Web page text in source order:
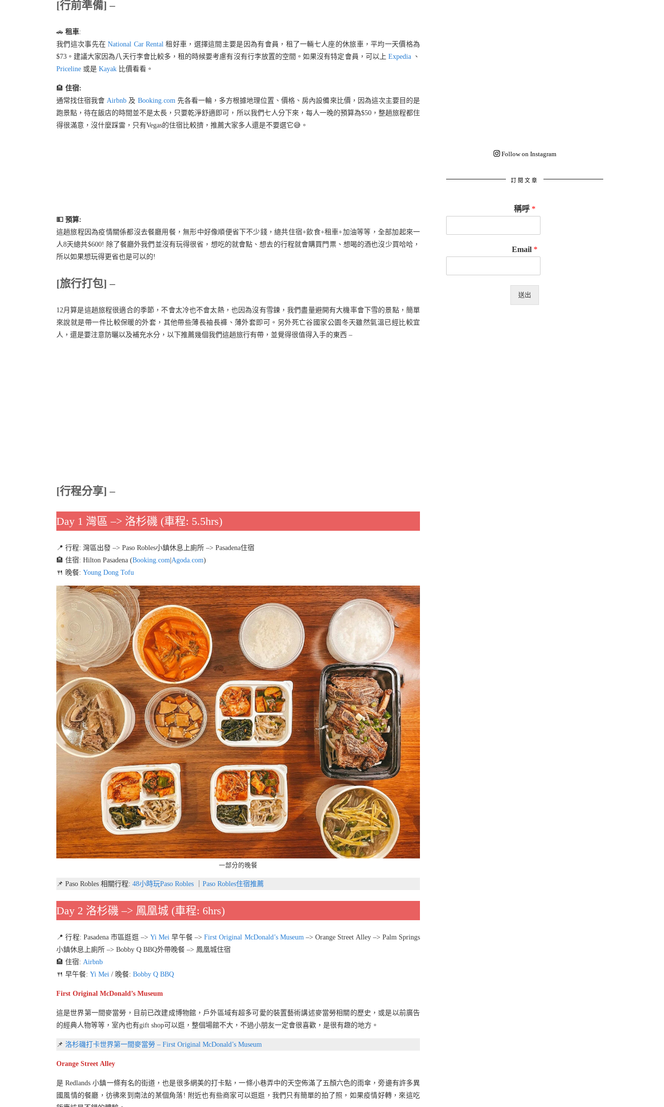
[行前準備] –
🚗 租車:
我們這次事先在National Car Rental 租好車，選擇這間主要是因為有會員，租了一輛七人座的休旅車，平均一天價格為
$73。建議大家因為八天行李會比較多，租的時候要考慮有沒有行李放置的空間。如果沒有特定會員，可以上 Expedia、
Priceline 或是 Kayak 比價看看。
🏨 住宿:
通常找住宿我會Airbnb 及 Booking.com先各看一輪，多方根據地理位置、價格、房內設備來比價，因為這次主要目的是
跑景點，待在飯店的時間並不是太長，只要乾淨舒適即可，所以我們七人分下來，每人一晚的預算為$50，整趟旅程都住
得很滿意，沒什麼踩雷，只有Vegas的住宿比較擠，推薦大家多人還是不要選它😅。
💵 預算:
這趟旅程因為疫情關係都沒去餐廳用餐，無形中好像順便省下不少錢，總共住宿+飲食+租車+加油等等，全部加起來一
人8天總共$600! 除了餐廳外我們並沒有玩得很省，想吃的就會點、想去的行程就會購買門票、想喝的酒也沒少買哈哈，
所以如果想玩得更省也是可以的!
[旅行打包] –
12月算是這趟旅程很適合的季節，不會太冷也不會太熱，也因為沒有雪鍊，我們盡量避開有大機率會下雪的景點，簡單
來說就是帶一件比較保暖的外套，其他帶些薄長袖長褲、薄外套即可。另外死亡谷國家公園冬天雖然氣溫已經比較宜
人，還是要注意防曬以及補充水分，以下推薦幾個我們這趟旅行有帶，並覺得很值得入手的東西 –
[行程分享] –
Day 1 灣區 –> 洛杉磯 (車程: 5.5hrs)
📍 行程: 灣區出發 –> Paso Robles小鎮休息上廁所 –> Pasadena住宿
🏨 住宿: Hilton Pasadena (Booking.com Agoda.com)
🍴 晚餐: Young Dong Tofu
一部分的晚餐
📌 Paso Robles 相關行程: 48小時玩Paso Robles Paso Robles住宿推薦
Day 2 洛杉磯 –> 鳳凰城 (車程: 6hrs)
📍 行程: Pasadena 市區逛逛 –>Yi Mei 早午餐 –>First Original McDonald’s Museum–> Orange Street Alley –> Palm Springs
小鎮休息上廁所 –> Bobby Q BBQ外帶晚餐 –> 鳳凰城住宿
🏨 住宿: Airbnb
🍴 早午餐: Yi Mei / 晚餐: Bobby Q BBQ
First Original McDonald’s Museum
這是世界第一間麥當勞，目前已改建成博物館，戶外區域有超多可愛的裝置藝術講述麥當勞相關的歷史，或是以前廣告
的經典人物等等，室內也有gift shop可以逛，整個場館不大，不過小朋友一定會很喜歡，是很有趣的地方。
📌 洛杉磯打卡世界第一間麥當勞 – First Original McDonald’s Museum
Orange Street Alley
是 Redlands 小鎮一條有名的街道，也是很多網美的打卡點，一條小巷弄中的天空佈滿了五顏六色的雨傘，旁邊有許多異
國風情的餐廳，彷彿來到南法的某個角落! 附近也有些商家可以逛逛，我們只有簡單的拍了照，如果疫情好轉，來這吃
Follow on Instagram
訂閱文章
稱呼 *
Email *
送出